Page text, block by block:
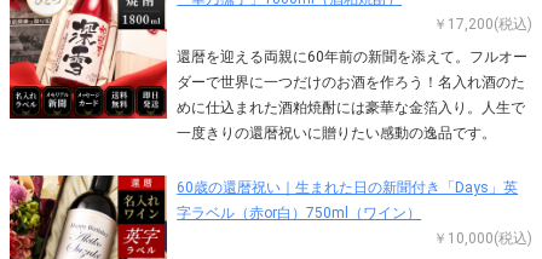
￥17,200(税込)
還暦を迎える両親に60年前の新聞を添えて。フルオー
ダーで世界に一つだけのお酒を作ろう！名入れ酒のた
めに仕込まれた酒粕焼酎には豪華な金箔入り。人生で
一度きりの還暦祝いに贈りたい感動の逸品です。
60歳の還暦祝い｜生まれた日の新聞付き「Days」英
字ラベル（赤or白）750ml（ワイン）
￥10,000(税込)